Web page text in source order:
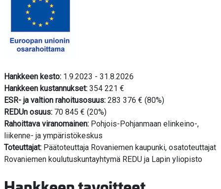
Hankkeen kesto: 1.9.2023 - 31.8.2026
Hankkeen kustannukset: 354 221 €
ESR- ja valtion rahoitusosuus: 283 376 € (80%)
REDUn osuus: 70 845 € (20%)
Rahoittava viranomainen: Pohjois-Pohjanmaan elinkeino-,
liikenne- ja ympäristökeskus
Toteuttajat: Päätoteuttaja Rovaniemen kaupunki, osatoteuttajat
Rovaniemen koulutuskuntayhtymä REDU ja Lapin yliopisto